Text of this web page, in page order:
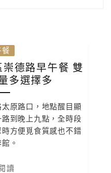
餐
德路早午餐 雙
多選擇多
原路口，地點醒目顯
到晚上九點，全時段
方便覓食質感也不錯
。
讀